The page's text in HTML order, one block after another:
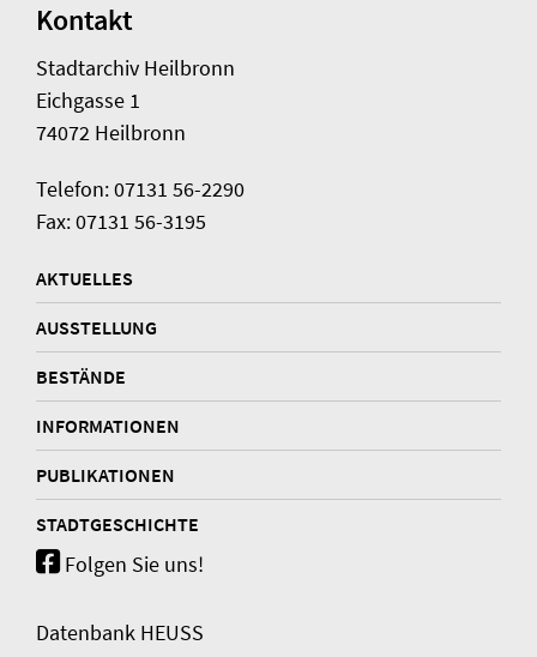
Kontakt
Stadtarchiv Heilbronn
Eichgasse 1
74072 Heilbronn
Telefon: 07131 56-2290
Fax: 07131 56-3195
AKTUELLES
AUSSTELLUNG
BESTÄNDE
INFORMATIONEN
PUBLIKATIONEN
STADTGESCHICHTE
Folgen Sie uns!
Datenbank HEUSS